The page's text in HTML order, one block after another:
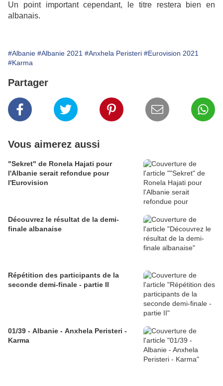
Un point important cependant, le titre restera bien en
albanais.
#Albanie #Albanie 2021 #Anxhela Peristeri #Eurovision 2021
#Karma
Partager
Vous aimerez aussi
"Sekret" de Ronela Hajati pour
l'Albanie serait refondue pour
l'Eurovision
Découvrez le résultat de la demi-
finale albanaise
Répétition des participants de la
seconde demi-finale - partie II
01/39 - Albanie - Anxhela Peristeri -
Karma